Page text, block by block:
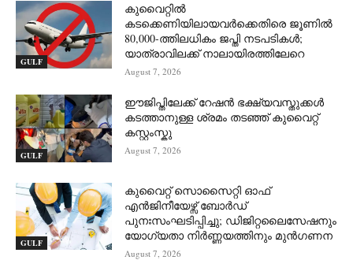
GULF
കുവൈറ്റിൽ
കടക്കെണിയിലായവർക്കെതിരെ ജൂണിൽ
80,000-ത്തിലധികം ജപ്തി നടപടികൾ;
യാത്രാവിലക്ക് നാലായിരത്തിലേറെ
August 7, 2026
GULF
ഈജിപ്തിലേക്ക് റേഷൻ ഭക്ഷ്യവസ്തുക്കൾ
കടത്താനുള്ള ശ്രമം തടഞ്ഞ് കുവൈറ്റ്
കസ്റ്റംസ്കു
August 7, 2026
GULF
കുവൈറ്റ് സൊസൈറ്റി ഓഫ്
എൻജിനീയേഴ്സ് ബോർഡ്
പുനഃസംഘടിപ്പിച്ചു; ഡിജിറ്റലൈസേഷനും
യോഗ്യതാ നിർണ്ണയത്തിനും മുൻഗണന
August 7, 2026